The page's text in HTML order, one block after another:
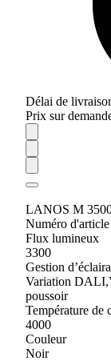
Délai de
Prix sur
LANOS M
Numéro
Flux lumineux
3300
Gestion
Variation
poussoir
Température de
4000
Couleur
Noir